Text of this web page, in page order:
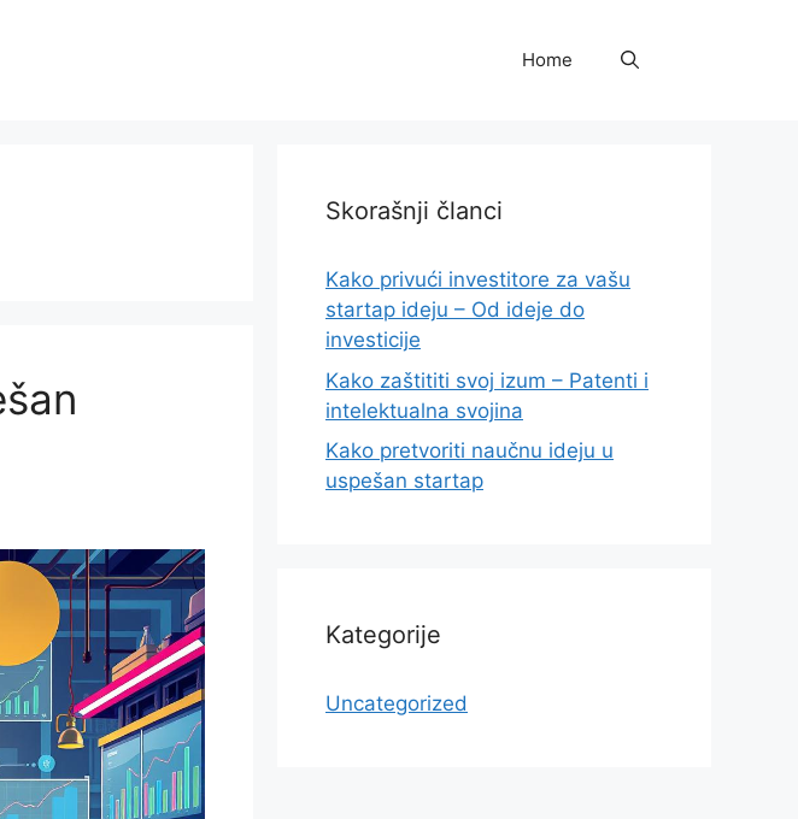
Home
Skorašnji članci
Kako privući investitore za vašu
startap ideju – Od ideje do
investicije
Kako zaštititi svoj izum – Patenti i
intelektualna svojina
Kako pretvoriti naučnu ideju u
uspešan startap
Kategorije
Uncategorized